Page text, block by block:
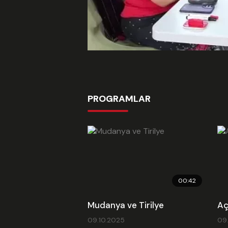
PROGRAMLAR
00:42
Mudanya ve Tirilye
09.10.2025